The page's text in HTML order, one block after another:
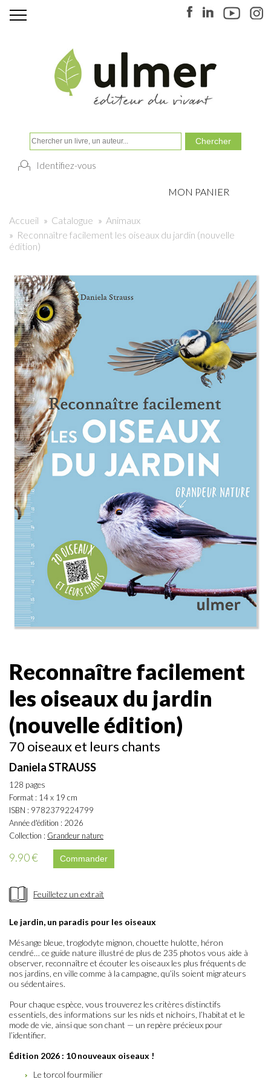
Identifiez-vous
MON PANIER
Accueil » Catalogue » Animaux
» Reconnaître facilement les oiseaux du jardin (nouvelle
édition)
Reconnaître facilement
les oiseaux du jardin
(nouvelle édition)
70 oiseaux et leurs chants
Daniela STRAUSS
128 pages
Format : 14 x 19 cm
ISBN : 9782379224799
Année d'édition : 2026
Collection : Grandeur nature
9.90 €
Feuilletez un extrait
Le jardin, un paradis pour les oiseaux
Mésange bleue, troglodyte mignon, chouette hulotte, héron
cendré… ce guide nature illustré de plus de 235 photos vous aide à
observer, reconnaître et écouter les oiseaux les plus fréquents de
nos jardins, en ville comme à la campagne, qu’ils soient migrateurs
ou sédentaires.
Pour chaque espèce, vous trouverez les critères distinctifs
essentiels, des informations sur les nids et nichoirs, l’habitat et le
mode de vie, ainsi que son chant — un repère précieux pour
l’identifier.
Édition 2026 : 10 nouveaux oiseaux !
Le torcol fourmilier